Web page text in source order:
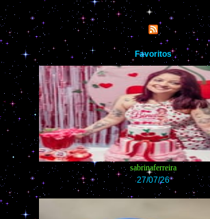
Favoritos
sabrinaferreira
27/07/26